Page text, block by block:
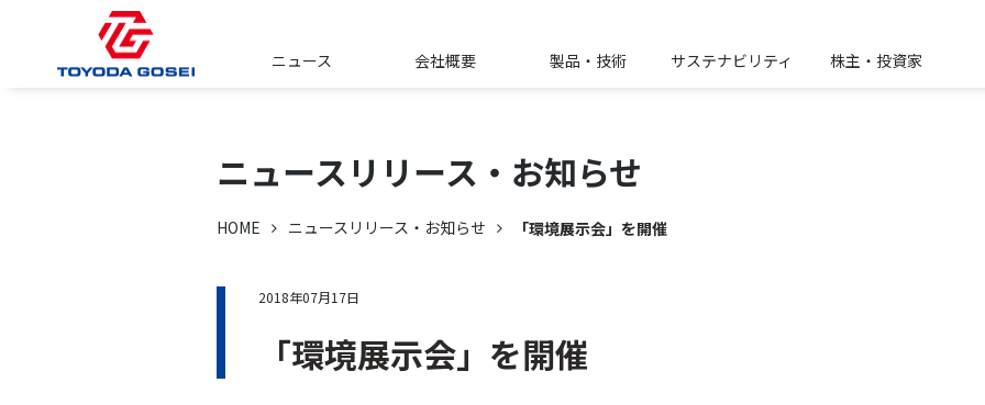
ニュース 会社概要 製品・技術 サステナビリティ 株主・投資家
ニュースリリース・ お知らせ
HOME ニュースリリース・お知らせ 「環境展示会」を開催
2018年07月17日
「環境展示会」を開催